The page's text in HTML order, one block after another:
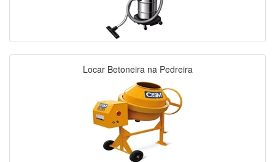
Locar Betoneira na Pedreira